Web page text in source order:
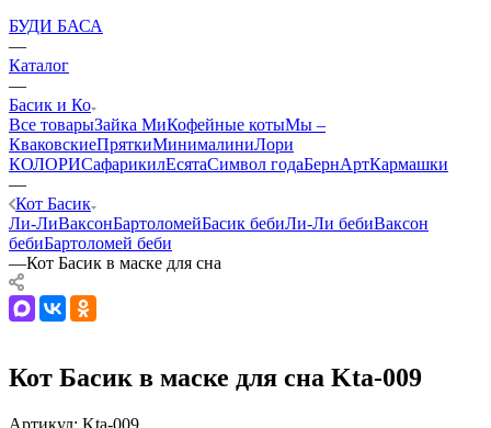
БУДИ БАСА
—
Каталог
—
Басик и Ко
Все товарыЗайка МиКофейные котыМы –
КваковскиеПряткиМинималиниЛори
КОЛОРИСафарикилЕсятаСимвол годаБернАртКармашки
—
Кот Басик
Ли-ЛиВаксонБартоломейБасик бебиЛи-Ли бебиВаксон
бебиБартоломей беби
—Кот Басик в маске для сна
Кот Басик в маске для сна Kta-009
Артикул: Kta-009